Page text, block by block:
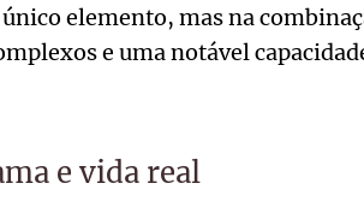
elemento, mas na
e uma notável
e vida real